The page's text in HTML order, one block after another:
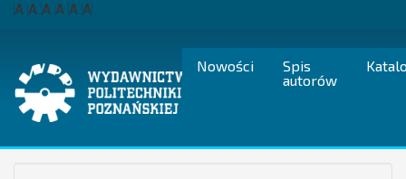
Przejdź
A A A A A A
Nowości
Spis
autorów